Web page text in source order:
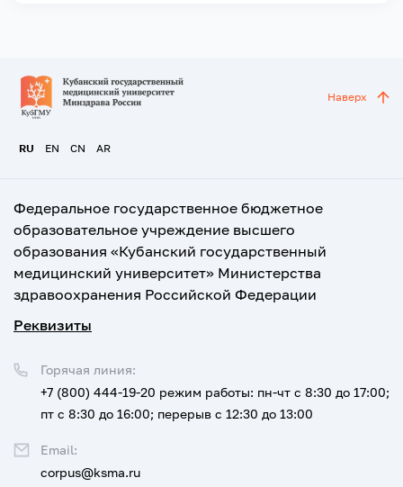
RU EN CN AR
Наверх
Федеральное государственное бюджетное
образовательное учреждение высшего
образования «Кубанский государственный
медицинский университет» Министерства
здравоохранения Российской Федерации
Реквизиты
Горячая линия:
+7 (800) 444-19-20 режим работы: пн-чт с 8:30 до 17:00;
пт с 8:30 до 16:00; перерыв с 12:30 до 13:00
Email:
corpus@ksma.ru